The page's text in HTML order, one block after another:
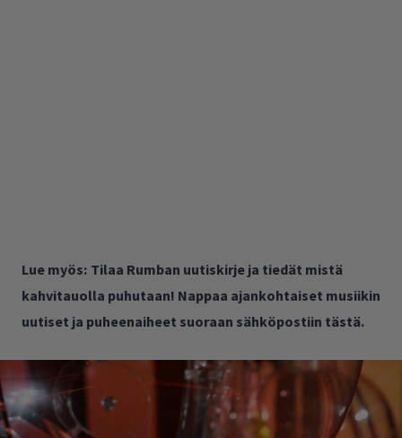
Lue myös: Tilaa Rumban uutiskirje ja tiedät mistä
kahvitauolla puhutaan! Nappaa ajankohtaiset musiikin
uutiset ja puheenaiheet suoraan sähköpostiin tästä.